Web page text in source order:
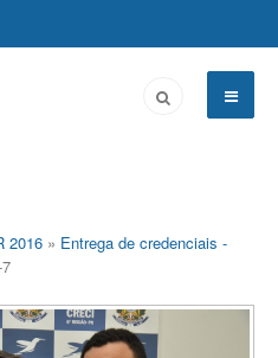
2016 » Entrega de credenciais -